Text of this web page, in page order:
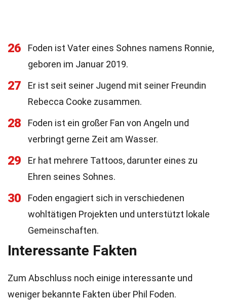
26
Foden ist Vater eines Sohnes namens Ronnie,
geboren im Januar 2019.
27
Er ist seit seiner Jugend mit seiner Freundin
Rebecca Cooke zusammen.
28
Foden ist ein großer Fan von Angeln und
verbringt gerne Zeit am Wasser.
29
Er hat mehrere Tattoos, darunter eines zu
Ehren seines Sohnes.
30
Foden engagiert sich in verschiedenen
wohltätigen Projekten und unterstützt lokale
Gemeinschaften.
Interessante Fakten
Zum Abschluss noch einige interessante und
weniger bekannte Fakten über Phil Foden.